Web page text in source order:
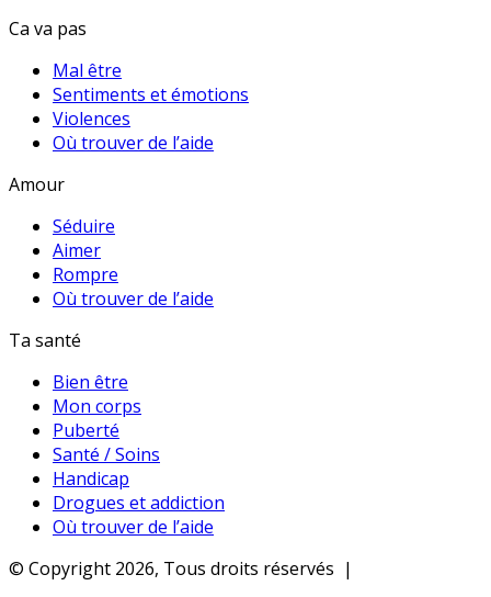
Ca va pas
Mal être
Sentiments et émotions
Violences
Où trouver de l’aide
Amour
Séduire
Aimer
Rompre
Où trouver de l’aide
Ta santé
Bien être
Mon corps
Puberté
Santé / Soins
Handicap
Drogues et addiction
Où trouver de l’aide
© Copyright 2026, Tous droits réservés |